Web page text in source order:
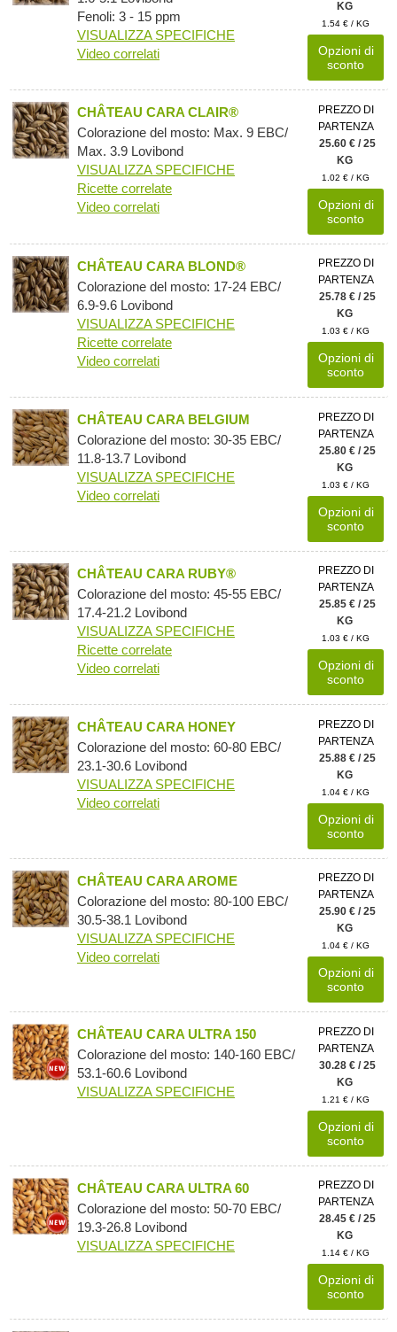
Fenoli: 3 - 15 ppm
VISUALIZZA SPECIFICHE
Video correlati
KG
1.54 € / KG
Opzioni di
sconto
CHÂTEAU CARA CLAIR®
Colorazione del mosto: Max. 9 EBC/
Max. 3.9 Lovibond
VISUALIZZA SPECIFICHE
Ricette correlate
Video correlati
PREZZO DI
PARTENZA
25.60 € / 25
KG
1.02 € / KG
Opzioni di
sconto
CHÂTEAU CARA BLOND®
Colorazione del mosto: 17-24 EBC/
6.9-9.6 Lovibond
VISUALIZZA SPECIFICHE
Ricette correlate
Video correlati
PREZZO DI
PARTENZA
25.78 € / 25
KG
1.03 € / KG
Opzioni di
sconto
CHÂTEAU CARA BELGIUM
Colorazione del mosto: 30-35 EBC/
11.8-13.7 Lovibond
VISUALIZZA SPECIFICHE
Video correlati
PREZZO DI
PARTENZA
25.80 € / 25
KG
1.03 € / KG
Opzioni di
sconto
CHÂTEAU CARA RUBY®
Colorazione del mosto: 45-55 EBC/
17.4-21.2 Lovibond
VISUALIZZA SPECIFICHE
Ricette correlate
Video correlati
PREZZO DI
PARTENZA
25.85 € / 25
KG
1.03 € / KG
Opzioni di
sconto
CHÂTEAU CARA HONEY
Colorazione del mosto: 60-80 EBC/
23.1-30.6 Lovibond
VISUALIZZA SPECIFICHE
Video correlati
PREZZO DI
PARTENZA
25.88 € / 25
KG
1.04 € / KG
Opzioni di
sconto
CHÂTEAU CARA AROME
Colorazione del mosto: 80-100 EBC/
30.5-38.1 Lovibond
VISUALIZZA SPECIFICHE
Video correlati
PREZZO DI
PARTENZA
25.90 € / 25
KG
1.04 € / KG
Opzioni di
sconto
CHÂTEAU CARA ULTRA 150
Colorazione del mosto: 140-160 EBC/
53.1-60.6 Lovibond
VISUALIZZA SPECIFICHE
PREZZO DI
PARTENZA
30.28 € / 25
KG
1.21 € / KG
Opzioni di
sconto
CHÂTEAU CARA ULTRA 60
Colorazione del mosto: 50-70 EBC/
19.3-26.8 Lovibond
VISUALIZZA SPECIFICHE
PREZZO DI
PARTENZA
28.45 € / 25
KG
1.14 € / KG
Opzioni di
sconto